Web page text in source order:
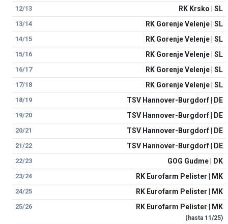
12/13 RK Krsko | SL
13/14 RK Gorenje Velenje | SL
14/15 RK Gorenje Velenje | SL
15/16 RK Gorenje Velenje | SL
16/17 RK Gorenje Velenje | SL
17/18 RK Gorenje Velenje | SL
18/19 TSV Hannover-Burgdorf | DE
19/20 TSV Hannover-Burgdorf | DE
20/21 TSV Hannover-Burgdorf | DE
21/22 TSV Hannover-Burgdorf | DE
22/23 GOG Gudme | DK
23/24 RK Eurofarm Pelister | MK
24/25 RK Eurofarm Pelister | MK
25/26 RK Eurofarm Pelister | MK
(hasta 11/25)